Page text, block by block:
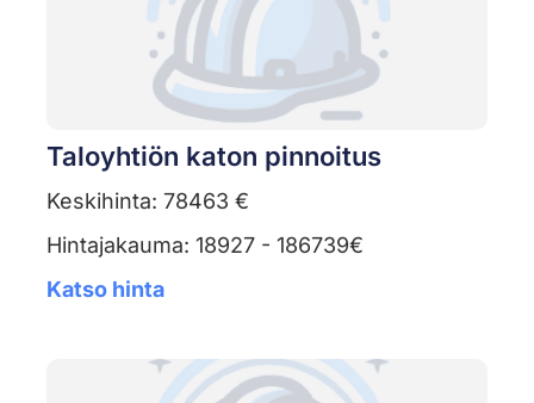
Taloyhtiön katon pinnoitus
Keskihinta: 78463 €
Hintajakauma: 18927 - 186739€
Katso hinta